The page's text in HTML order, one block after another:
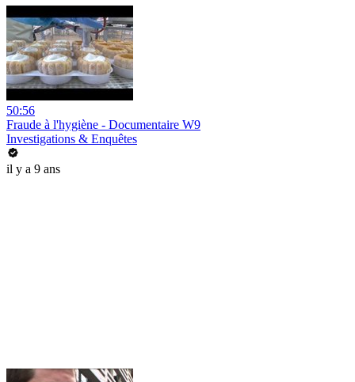
50:56
Fraude à l'hygiène - Documentaire W9
Investigations & Enquêtes
il y a 9 ans